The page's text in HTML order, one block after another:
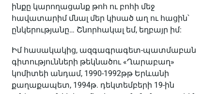
ինքը կարողացանք թոհ ու բոհի մեջ
հավատարիմ մնալ մեր կիսած աղ ու հացին՝
ընկերությանը… Շնորհակալ եմ, եղբայր իմ:
Իմ հասակակից, ազգագրագետ-պատմաբան
գիտությունների թեկնածու «Ղարաբաղ»
կոմիտեի անդամ, 1990-1992թթ Երևանի
քաղաքապետ, 1994թ. դեկտեմբերի 19-ին